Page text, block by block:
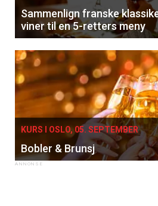
Sammenlign franske
viner til en 5-retters meny
KURS I OSLO, 05. SEPTEMBER
Bobler & Brunsj